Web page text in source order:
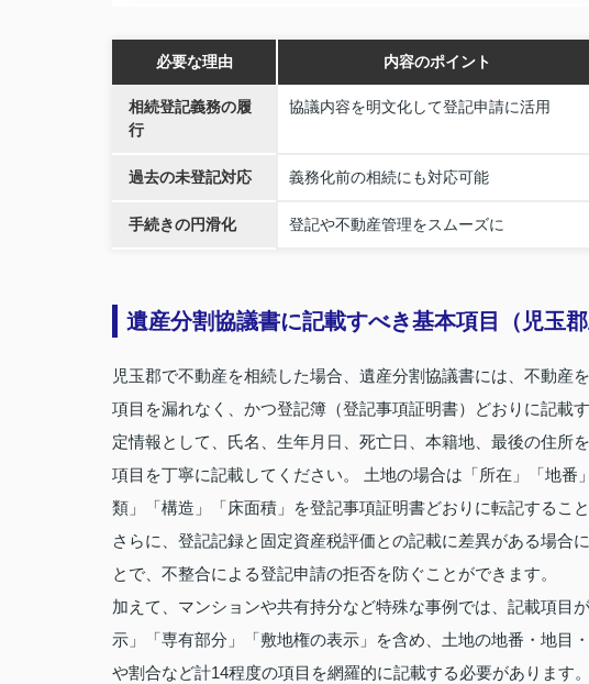
必要な理由 内容のポイント
相続登記義務の履
行
協議内容を明文化して登記申請に活用
過去の未登記対応 義務化前の相続にも対応可能
手続きの円滑化 登記や不動産管理をスムーズに
遺産分割協議書に記載すべき基本項目（児玉
児玉郡で不動産を相続した場合、遺産分割協議書には、不動産
項目を漏れなく、かつ登記簿（登記事項証明書）どおりに記載
定情報として、氏名、生年月日、死亡日、本籍地、最後の住所
項目を丁寧に記載してください。 土地の場合は「所在」「地
類」「構造」「床面積」を登記事項証明書どおりに転記すること
さらに、登記記録と固定資産税評価との記載に差異がある場合
とで、不整合による登記申請の拒否を防ぐことができます。
加えて、マンションや共有持分など特殊な事例では、記載項目
示」「専有部分」「敷地権の表示」を含め、土地の地番・地目
や割合など計14程度の項目を網羅的に記載する必要があります